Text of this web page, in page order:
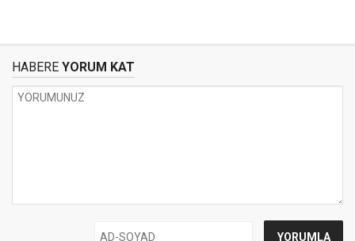
HABERE YORUM KAT